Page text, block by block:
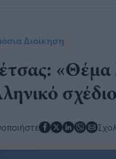
Διοίκηση
«Θέμα